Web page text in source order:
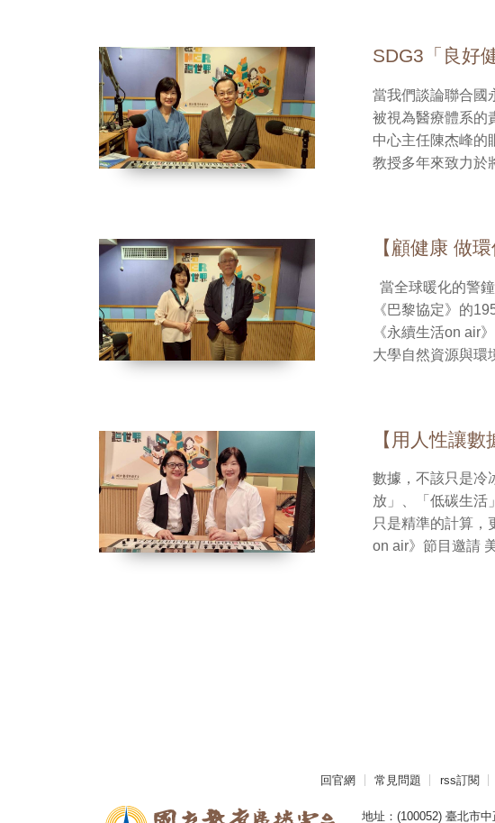
地區FM101.7；基
FM103.7；玉里
https://
即時收聽或回溯收
社會的影響，就有更多人能用信任
「創造宜居生活環
這是我們每一個人
值、在工作中鼓
是讓永續走出會議室、走
南投FM98.1；高
下載教育電台
播放
SDG3「良好
當我們談論聯合國
被視為醫療體系的
中心主任陳杰峰的
教授多年來致力於
他每週安排蔬食
們不只是在守護地球，也是
動永續公民教育
人類健康密不可分」的
三項轉型方向：從
康與永續的關係
在本集《永續生活 on air》節目中，邀請你走進陳杰峰教授的世界，聽他談如何從一位醫師的視角，
在生活與制度中實踐「健康即永續」的
傳染性疾病以邁向達成聯合國永
續發展目標之分析 【永續生活 On Air 】節目每週日上午11點於國立教育廣播電台全國調頻網播出(各
本臺官網永續生
播放
【顧健康 做
《巴黎協定》的195個國
《永續生活on air
大學自然資源與環
擇開始。李教授
「輕推（Nudge
更能帶動減碳商機
累積「個人碳資產
更進一步，李教授也與花蓮縣政府合作推出全球首創的「淨零花蓮APP」，用蔬食、騎車、走樓梯等
日常行為來累積
哲學」，從飲食
播放
【用人性讓數
數據，不該只是冷冰冰的
放」、「低碳生活
只是精準的計算，更
on air》節目邀請
擇的力量，也多了一份對地球的責任。 ESG
注。而如今，
據被妥善治理、被正
於國立教育廣播電
回官網 常見問題 rss訂閱
地址：(100052) 臺北市